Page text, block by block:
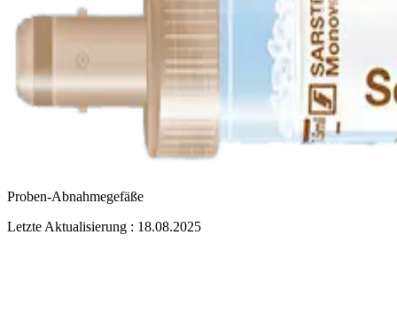
Proben-Abnahmegefäße
Letzte Aktualisierung : 18.08.2025